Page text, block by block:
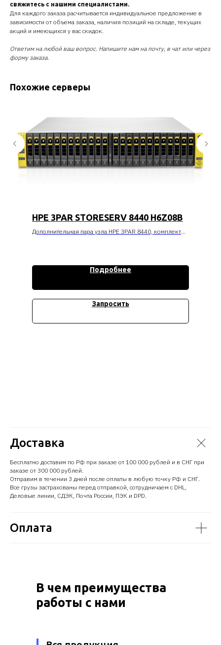
свяжитесь с нашими специалистами.
Для каждого заказа расчитывается индивидуальное предложение в
зависимости от объема заказа, наличия позиций на складе, текущих
акций и имеющихся у вас скидок.
Ответим на любой ваш вопрос. Напишите нам на почту, в чат или через
форму заказа.
Похожие серверы
HPE 3PAR STORESERV 8440 H6Z08B
Дополнительная пара узла HPE 3PAR 8440, комплект
Подробнее
Запросить
Доставка
Бесплатно доставим по РФ при заказе от 100 000 рублей и в СНГ при
заказе от 300 000 рублей.
Отправим в течении 3 дней после оплаты в любую точку РФ и СНГ.
Все грузы застрахованы перед отправкой, сотрудничаем с DHL,
Деловые линии, СДЭК, Почта России, ПЭК и DPD.
Оплата
В чем преимущества
работы с нами